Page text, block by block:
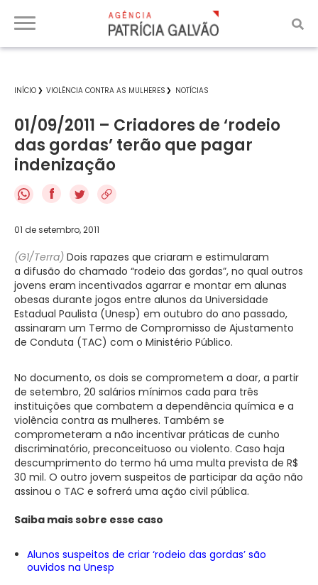
INÍCIO VIOLÊNCIA CONTRA AS MULHERES NOTÍCIAS
01/09/2011 – Criadores de ‘rodeio
das gordas’ terão que pagar
indenização
f
01 de setembro, 2011
(G1/Terra) Dois rapazes que criaram e estimularam
a difusão do chamado “rodeio das gordas”, no qual outros
jovens eram incentivados agarrar e montar em alunas
obesas durante jogos entre alunos da Universidade
Estadual Paulista (Unesp) em outubro do ano passado,
assinaram um Termo de Compromisso de Ajustamento
de Conduta (TAC) com o Ministério Público.
No documento, os dois se comprometem a doar, a partir
de setembro, 20 salários mínimos cada para três
instituições que combatem a dependência química e a
violência contra as mulheres. Também se
comprometeram a não incentivar práticas de cunho
discriminatório, preconceituoso ou violento. Caso haja
descumprimento do termo há uma multa prevista de R$
30 mil. O outro jovem suspeitos de participar da ação não
assinou o TAC e sofrerá uma ação civil pública.
Saiba mais sobre esse caso
Alunos suspeitos de criar ‘rodeio das gordas’ são
ouvidos na Unesp